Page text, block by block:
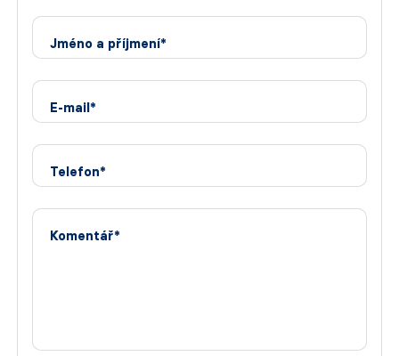
Jméno a příjmení*
E-mail*
Telefon*
Komentář*